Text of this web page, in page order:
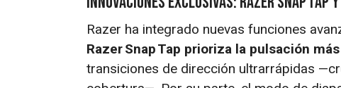
Razer ha integrado nuevas funciones
Razer Snap Tap prioriza la pulsación
transiciones de dirección ultrarrápidas